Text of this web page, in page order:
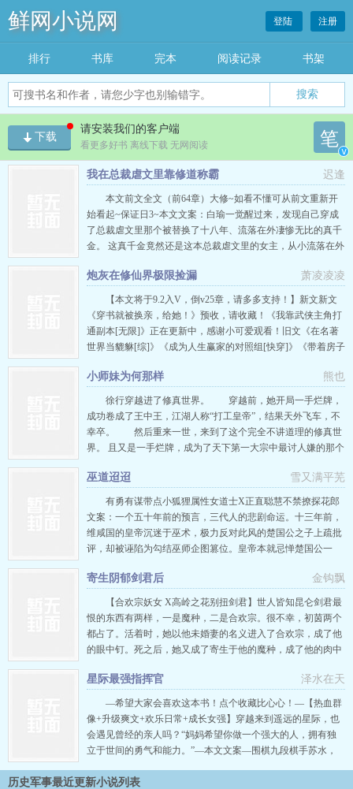
鲜网小说网
搜索
登陆 注册
排行 书库 完本 阅读记录 书架
下载
请安装我们的客户端
看更多好书 离线下载 无网阅读 笔
v
迟逢
我在总裁虐文里靠修道称霸
本文前文全文（前64章）大修~如看不懂可从前文重新开
始看起~保证日3~本文文案：白瑜一觉醒过来，发现自己穿成
了总裁虐文里那个被替换了十八年、流落在外凄惨无比的真千
金。 这真千金竟然还是这本总裁虐文里的女主，从小流落在外
就连大结局都是得了癌症凄惨而死。 面对剧情，白
瑜：······我可去你的吧！ 她堂堂一代天师传人，修善恶
道，注定要惩…
萧凌凌凌
炮灰在修仙界极限捡漏
【本文将于9.2入V，倒v25章，请多多支持！】新文新文
《穿书就被换亲，给她！》预收，请收藏！《我靠武侠主角打
通副本[无限]》正在更新中，感谢小可爱观看！旧文《在名著
世界当貔貅[综]》《成为人生赢家的对照组[快穿]》《带着房子
命衬托女主的好运和高贵。 穿越后，炮灰体质依旧顽固，
好不容易找到的躯体也能被穿书女抢走，只能在废材五灵根的
炮灰…
熊也
小师妹为何那样
徐行穿越进了修真世界。 穿越前，她开局一手烂牌，
成功卷成了王中王，江湖人称“打工皇帝”，结果天外飞车，不
幸卒。 然后重来一世，来到了这个完全不讲道理的修真世
界。 且又是一手烂牌，成为了天下第一大宗中最讨人嫌的那个
了.jpg 所以，她决定要低调。她决定要躺平。她不会引起
任何人的注意，从此过着混吃等死学术废物幸福又平淡的一生
—— 所以她睁眼时…
雪又满平芜
巫道迢迢
有勇有谋带点小狐狸属性女道士X正直聪慧不禁撩探花郎
文案：一个五十年前的预言，三代人的悲剧命运。十三年前，
维咸国的皇帝沉迷于巫术，极力反对此风的楚国公之子上疏批
评，却被诬陷为勾结巫师企图篡位。皇帝本就忌惮楚国公一
之下被残害第一人。十三年后，京城一官员的离奇死亡让这件
尘封的往事重新展示在大众眼前，往日的真相也渐渐揭开，而
这得益于两个似乎与此案毫不…
金钩飘
寄生阴郁剑君后
【合欢宗妖女 X高岭之花别扭剑君】世人皆知昆仑剑君最
恨的东西有两样，一是魔种，二是合欢宗。很不幸，初茵两个
都占了。活着时，她以他未婚妻的名义进入了合欢宗，成了他
的眼中钉。死之后，她又成了寄生于他的魔种，成了他的肉中
杨花。故而杀她之时，不曾手软。面对她的哀求，他冷漠
道：“你不该强占婚约，死后更不该缠上我。”这样的魔，即便
死了，那也是造福苍生。发…
泽水在天
星际最强指挥官
—希望大家会喜欢这本书！点个收藏比心心！—【热血群
像+升级爽文+欢乐日常+成长女强】穿越来到遥远的星际，也
会遇见曾经的亲人吗？“妈妈希望你做一个强大的人，拥有独
立于世间的勇气和能力。”—本文文案—围棋九段棋手苏水，
不仅无父无母，还无名无姓。苏水看着录取通知书上名字那栏
历史军事最近更新小说列表